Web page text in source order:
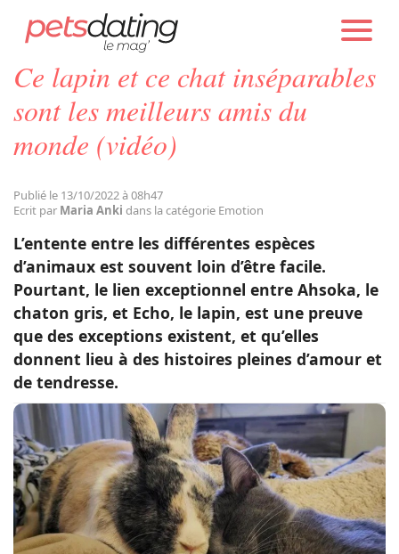
Chien
Faits Divers
Emotion
Tops
Sauvetages
Conso
PETS DATING ACTUALITÉS EMOTION
Ce lapin et ce chat inséparables
sont les meilleurs amis du
monde (vidéo)
Publié le 13/10/2022 à 08h47
Ecrit par Maria Anki dans la catégorie Emotion
L’entente entre les différentes espèces
d’animaux est souvent loin d’être facile.
Pourtant, le lien exceptionnel entre Ahsoka, le
chaton gris, et Echo, le lapin, est une preuve
que des exceptions existent, et qu’elles
donnent lieu à des histoires pleines d’amour et
de tendresse.